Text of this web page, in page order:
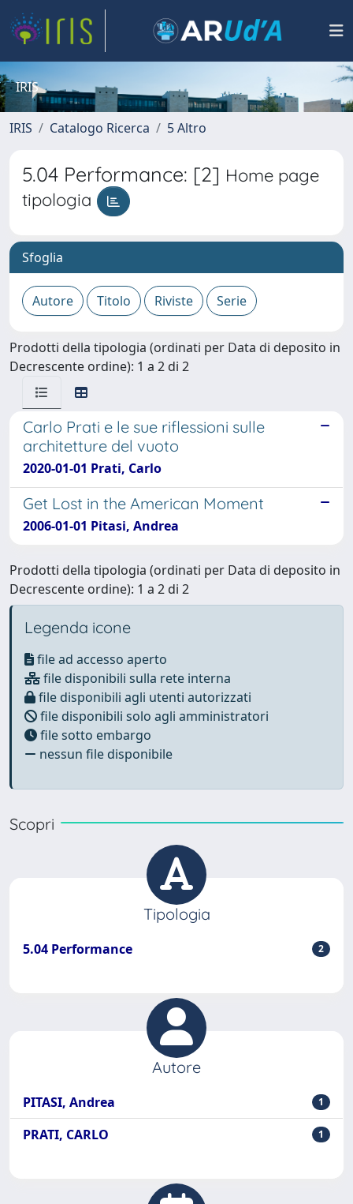
IRIS
IRIS Catalogo Ricerca 5 Altro
5.04 Performance: [2] Home page
tipologia
Sfoglia
Prodotti della tipologia (ordinati per Data di deposito in
Decrescente ordine): 1 a 2 di 2
Carlo Prati e le sue riflessioni sulle
architetture del vuoto
2020-01-01 Prati, Carlo
Get Lost in the American Moment
2006-01-01 Pitasi, Andrea
Prodotti della tipologia (ordinati per Data di deposito in
Decrescente ordine): 1 a 2 di 2
Legenda icone
file ad accesso aperto
file disponibili sulla rete interna
file disponibili agli utenti autorizzati
file disponibili solo agli amministratori
file sotto embargo
nessun file disponibile
Scopri
Tipologia
5.04 Performance 2
Autore
PITASI, Andrea 1
PRATI, CARLO 1